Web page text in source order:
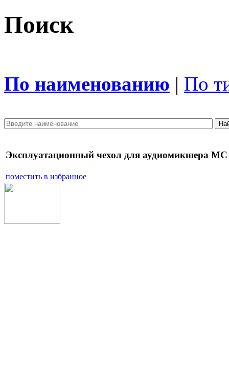
Поиск
По наименованию | По
Эксплуатационный чехол для аудиомикшера MC
поместить в избранное